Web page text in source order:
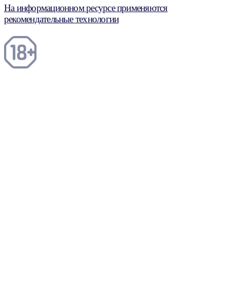
На информационном ресурсе применяются
рекомендательные технологии